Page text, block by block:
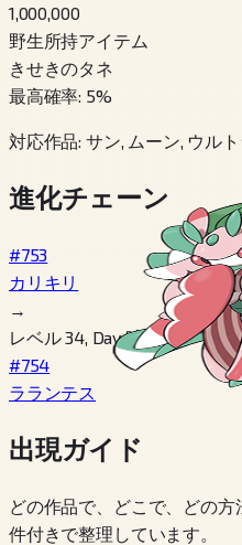
1,000,000
野生所持アイテム
きせきのタネ
最高確率: 5%
対応作品: サン, ムーン, ウル
進化チェーン
#753
カリキリ
→
レベル 34, Day 時間
#754
ラランテス
出現ガイド
どの作品で、どこで、どの
件付きで整理しています。